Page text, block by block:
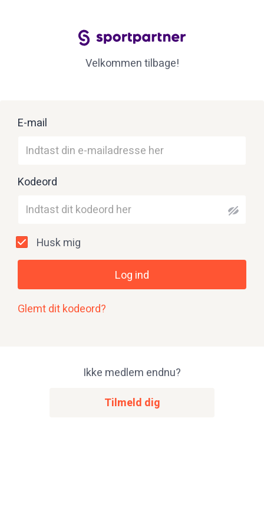
Velkommen tilbage!
E-mail
Kodeord
Husk mig
Log ind
Glemt dit kodeord?
Ikke medlem endnu?
Tilmeld dig